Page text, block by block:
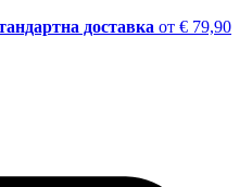
доставка от € 79,90